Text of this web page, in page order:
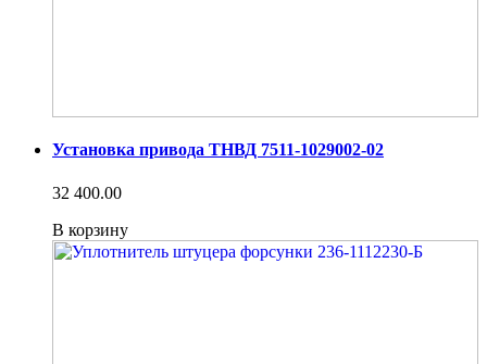
Установка привода ТНВД 7511-1029002-02
32 400.00
В корзину